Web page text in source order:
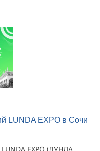
LUNDA EXPO в Сочи
EXPO (ЛУНДА